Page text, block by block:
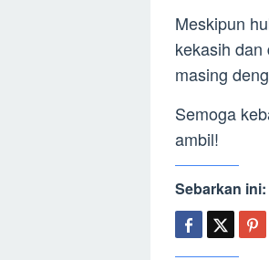
Meskipun
kekasih
masing
Semoga
ambil!
Sebarkan ini: